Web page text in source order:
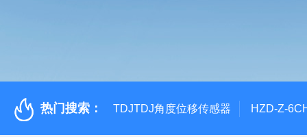
热门搜索： TDJTDJ角度位移传感器 HZD-Z-